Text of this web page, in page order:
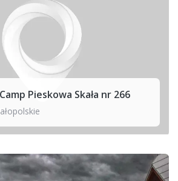
Pieskowa Skała nr 266